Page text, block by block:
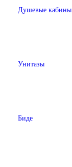
Душевые кабины
Унитазы
Биде